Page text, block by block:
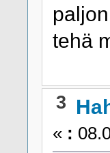
tehä
3
« :